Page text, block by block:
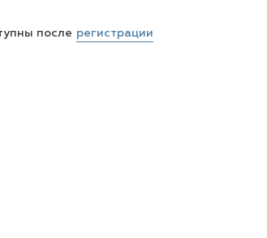
после регистрации